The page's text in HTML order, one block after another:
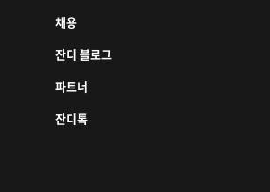
채용
잔디 블로그
파트너
잔디톡